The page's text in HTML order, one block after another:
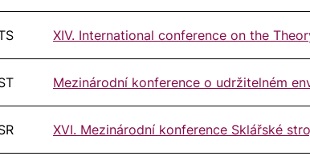
XIV. International conference on the
Mezinárodní konference o udržitelném
XVI. Mezinárodní konference Sklářské